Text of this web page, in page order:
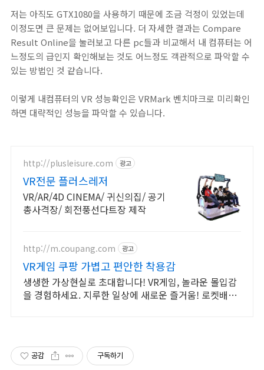
저는 아직도 GTX1080을 사용하기 때문에 조금 걱정이 있었는데
이정도면 큰 문제는 없어보입니다. 더 자세한 결과는 Compare
Result Online을 눌러보고 다른 pc들과 비교해서 내 컴퓨터는 어
느정도의 급인지 확인해보는 것도 어느정도 객관적으로 파악할 수
있는 방법인 것 같습니다.
이렇게 내컴퓨터의 VR 성능확인은 VRMark 벤치마크로 미리확인
하면 대략적인 성능을 파악할 수 있습니다.
http://plusleisure.com 광고
VR전문 플러스레저
VR/AR/4D CINEMA/ 귀신의집/ 공기
총사격장/ 회전풍선다트장 제작
http://m.coupang.com 광고
VR게임 쿠팡 가볍고 편안한 착용감
생생한 가상현실로 초대합니다! VR게임, 놀라운 몰입감
을 경험하세요. 지루한 일상에 새로운 즐거움! 로켓배송
공감 구독하기